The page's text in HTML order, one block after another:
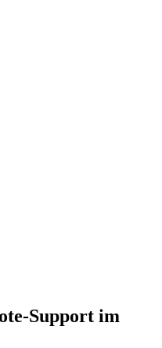
Support im